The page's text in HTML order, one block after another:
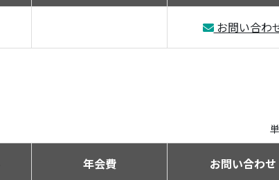
お問い合わ
年会費 お問い合わせ